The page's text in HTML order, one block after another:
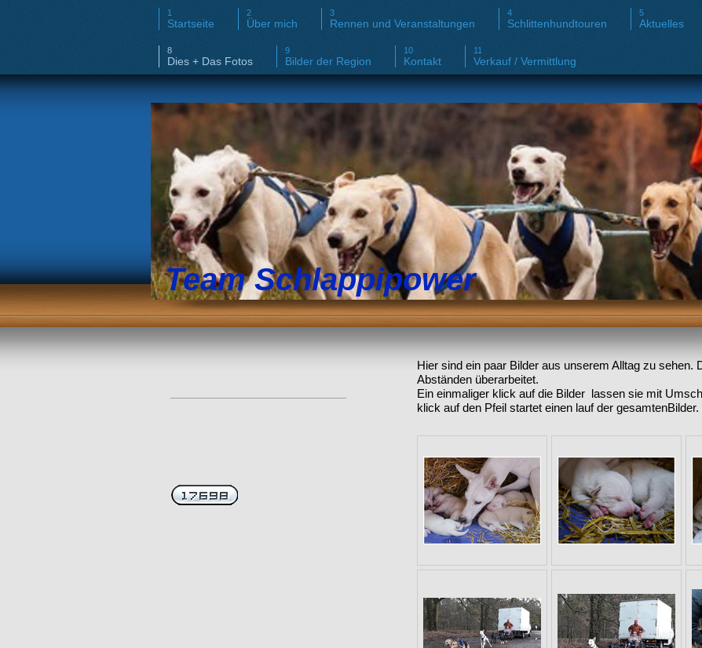
Startseite Über mich Rennen und Veranstaltungen Schlittenhundtouren Aktuelles
Dies + Das Fotos Bilder der Region Kontakt Verkauf / Vermittlung
Team Schlappipower
Hier sind ein paar Bilder aus unserem Alltag zu sehen.
Abständen überarbeitet.
Ein einmaliger klick auf die Bilder lassen sie mit
klick auf den Pfeil startet einen lauf der gesamtenBilder.